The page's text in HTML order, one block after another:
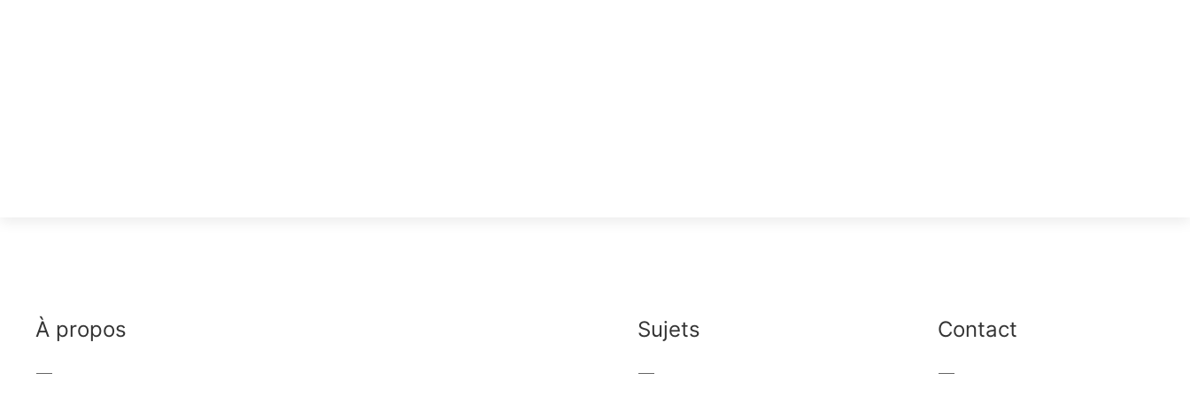
À propos Sujets Contact